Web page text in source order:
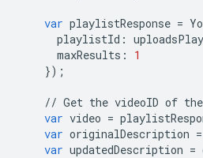
var playlistResponse =
playlistId :
maxResults :
1
});
// Get the videoID of the
var video =
var originalDescription =
var updatedDescription =